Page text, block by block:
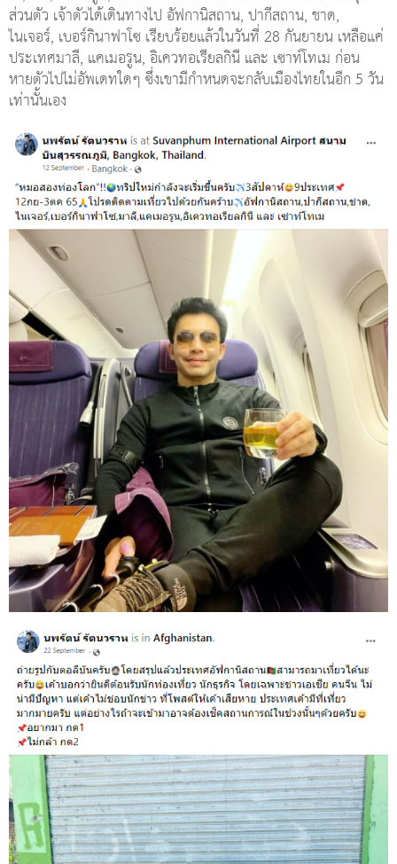
ส่วนตัว เจ้าตัวได้เดินทางไป อัฟกานิสถาน, ปากีสถาน, ชาด,
ไนเจอร์, เบอร์กินาฟาโซ เรียบร้อยแล้วในวันที่ 28 กันยายน เหลือแค่
ประเทศมาลี, แคเมอรูน, อิเควทอเรียลกินี และ เซาท์โทเม ก่อน
หายตัวไปไม่อัพเดทใดๆ ซึ่งเขามีกำหนดจะกลับเมืองไทยในอีก 5 วัน
เท่านั้นเอง